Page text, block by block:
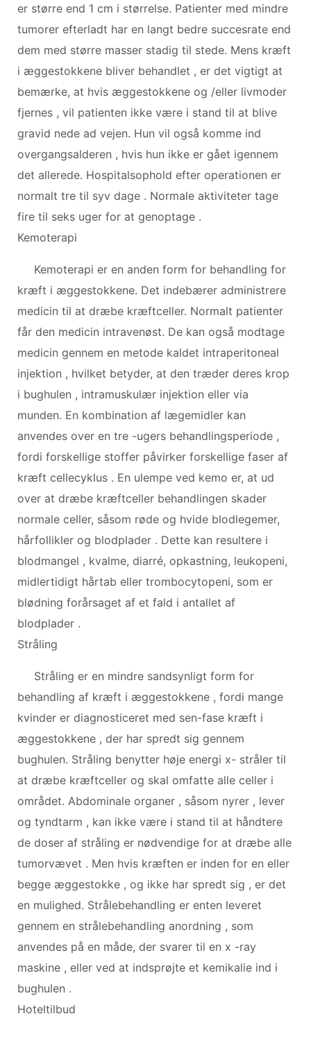
er større end 1 cm i størrelse. Patienter med mindre
tumorer efterladt har en langt bedre succesrate end
dem med større masser stadig til stede. Mens kræft
i æggestokkene bliver behandlet , er det vigtigt at
bemærke, at hvis æggestokkene og /eller livmoder
fjernes , vil patienten ikke være i stand til at blive
gravid nede ad vejen. Hun vil også komme ind
overgangsalderen , hvis hun ikke er gået igennem
det allerede. Hospitalsophold efter operationen er
normalt tre til syv dage . Normale aktiviteter tage
fire til seks uger for at genoptage .
Kemoterapi
Kemoterapi er en anden form for behandling for
kræft i æggestokkene. Det indebærer administrere
medicin til at dræbe kræftceller. Normalt patienter
får den medicin intravenøst. De kan også modtage
medicin gennem en metode kaldet intraperitoneal
injektion , hvilket betyder, at den træder deres krop
i bughulen , intramuskulær injektion eller via
munden. En kombination af lægemidler kan
anvendes over en tre -ugers behandlingsperiode ,
fordi forskellige stoffer påvirker forskellige faser af
kræft cellecyklus . En ulempe ved kemo er, at ud
over at dræbe kræftceller behandlingen skader
normale celler, såsom røde og hvide blodlegemer,
hårfollikler og blodplader . Dette kan resultere i
blodmangel , kvalme, diarré, opkastning, leukopeni,
midlertidigt hårtab eller trombocytopeni, som er
blødning forårsaget af et fald i antallet af
blodplader .
Stråling
Stråling er en mindre sandsynligt form for
behandling af kræft i æggestokkene , fordi mange
kvinder er diagnosticeret med sen-fase kræft i
æggestokkene , der har spredt sig gennem
bughulen. Stråling benytter høje energi x- stråler til
at dræbe kræftceller og skal omfatte alle celler i
området. Abdominale organer , såsom nyrer , lever
og tyndtarm , kan ikke være i stand til at håndtere
de doser af stråling er nødvendige for at dræbe alle
tumorvævet . Men hvis kræften er inden for en eller
begge æggestokke , og ikke har spredt sig , er det
en mulighed. Strålebehandling er enten leveret
gennem en strålebehandling anordning , som
anvendes på en måde, der svarer til en x -ray
maskine , eller ved at indsprøjte et kemikalie ind i
bughulen .
Hoteltilbud